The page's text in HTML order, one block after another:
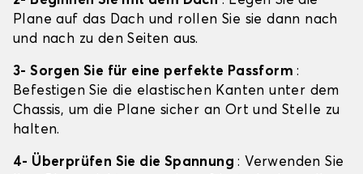
Plane auf das Dach und rollen Sie sie dann nach
und nach zu den Seiten aus.
3- Sorgen Sie für eine perfekte Passform:
Befestigen Sie die elastischen Kanten unter dem
Chassis, um die Plane sicher an Ort und Stelle zu
halten.
4- Überprüfen Sie die Spannung: Verwenden Sie